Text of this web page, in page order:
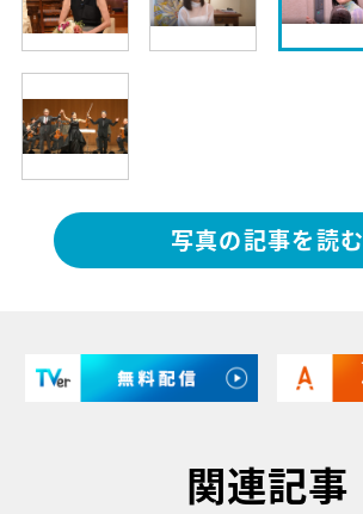
写真の記事を読む
関連記事